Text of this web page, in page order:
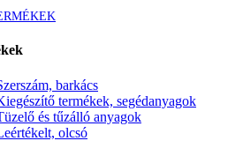
barkács
termékek, segédanyagok
és tűzálló anyagok
olcsó